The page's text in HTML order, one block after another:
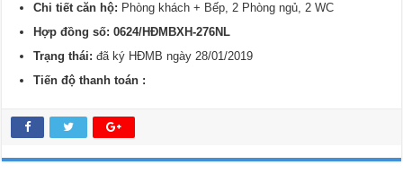
Chi tiết căn hộ: Phòng khách + Bếp, 2 Phòng ngủ, 2 WC
Hợp đồng số: 0624/HĐMBXH-276NL
Trạng thái:đã ký HĐMB ngày 28/01/2019
Tiến độ thanh toán :